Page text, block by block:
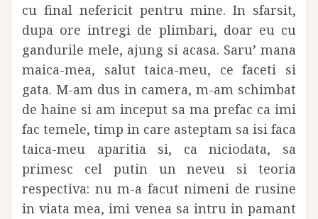
cu final nefericit pentru mine. In sfarsit,
dupa ore intregi de plimbari, doar eu cu
gandurile mele, ajung si acasa. Saru’ mana
maica-mea, salut taica-meu, ce faceti si
gata. M-am dus in camera, m-am schimbat
de haine si am inceput sa ma prefac ca imi
fac temele, timp in care asteptam sa isi faca
taica-meu aparitia si, ca niciodata, sa
primesc cel putin un neveu si teoria
respectiva: nu m-a facut nimeni de rusine
in viata mea, imi venea sa intru in pamant